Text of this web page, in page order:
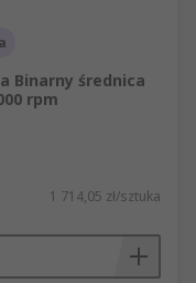
Binarny średnica
rpm
1 714,05 zł/sztuka